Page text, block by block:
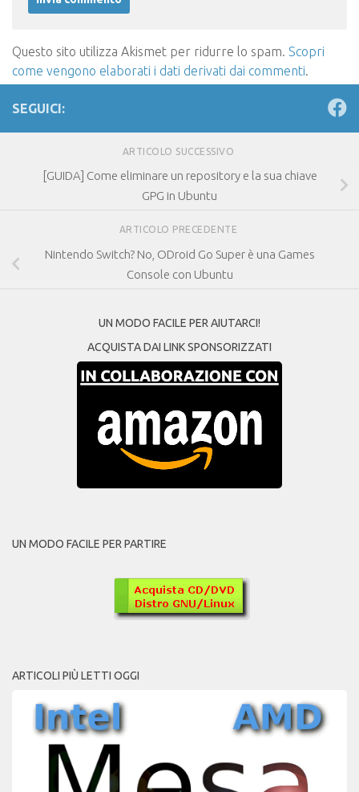
Questo sito utilizza Akismet per ridurre lo spam. Scopri
come vengono elaborati i dati derivati dai commenti
SEGUICI:
ARTICOLO SUCCESSIVO
[GUIDA] Come eliminare un repository e la sua chiave
GPG in Ubuntu
ARTICOLO PRECEDENTE
Nintendo Switch? No, ODroid Go Super è una Games
Console con Ubuntu
UN MODO FACILE PER AIUTARCI!
ACQUISTA DAI LINK SPONSORIZZATI
UN MODO FACILE PER PARTIRE
ARTICOLI PIÙ LETTI OGGI